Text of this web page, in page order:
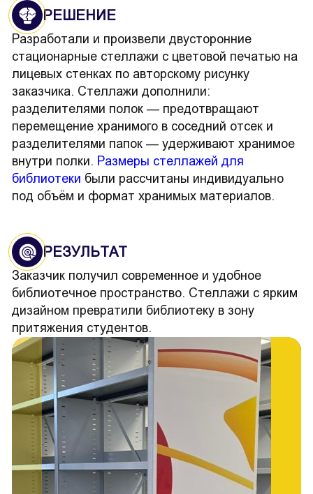
РЕШЕНИЕ
Разработали и произвели двусторонние
стационарные стеллажи с цветовой печатью на
лицевых стенках по авторскому рисунку
заказчика. Стеллажи дополнили:
разделителями полок — предотвращают
перемещение хранимого в соседний отсек и
разделителями папок — удерживают хранимое
внутри полки. Размеры стеллажей для
библиотеки были рассчитаны индивидуально
под объём и формат хранимых материалов.
РЕЗУЛЬТАТ
Заказчик получил современное и удобное
библиотечное пространство. Стеллажи с ярким
дизайном превратили библиотеку в зону
притяжения студентов.